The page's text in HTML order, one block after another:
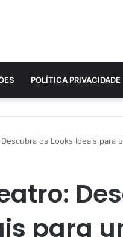
POLÍTICA PRIVACIDADE
os Looks Ideais para
para